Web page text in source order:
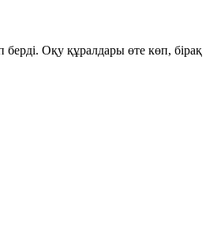
Оқу құралдары өте көп, бірақ